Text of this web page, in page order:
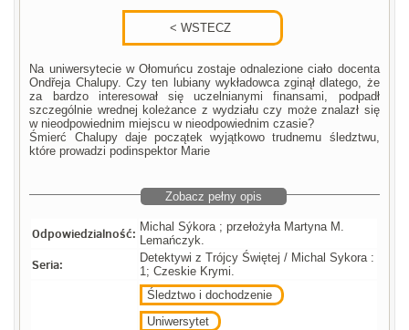
Na uniwersytecie w Ołomuńcu zostaje odnalezione ciało docenta
Ondřeja Chalupy. Czy ten lubiany wykładowca zginął dlatego, że
za bardzo interesował się uczelnianymi finansami, podpadł
szczególnie wrednej koleżance z wydziału czy może znalazł się
w nieodpowiednim miejscu w nieodpowiednim czasie?
Śmierć Chalupy daje początek wyjątkowo trudnemu śledztwu,
które prowadzi podinspektor Marie
Zobacz pełny opis
Odpowiedzialność: Michal Sýkora ; przełożyła Martyna M.
Lemańczyk.
Seria:
Detektywi z Trójcy Świętej / Michal Sykora :
1; Czeskie Krymi.
Śledztwo i dochodzenie
Uniwersytet